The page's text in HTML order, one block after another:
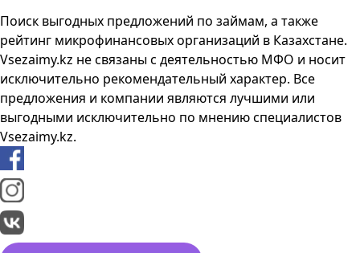
Поиск выгодных предложений по займам, а также
рейтинг микрофинансовых организаций в Казахстане.
Vsezaimy.kz не связаны с деятельностью МФО и носит
исключительно рекомендательный характер. Все
предложения и компании являются лучшими или
выгодными исключительно по мнению специалистов
Vsezaimy.kz.